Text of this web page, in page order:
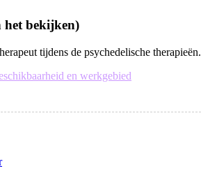
het bekijken)
tijdens de psychedelische therapieën.
en werkgebied